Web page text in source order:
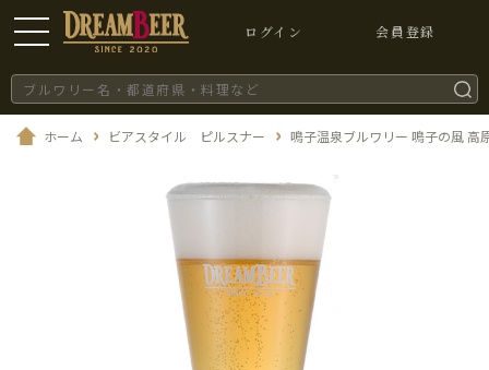
ログイン 会員登録
ホーム ビアスタイル ピルスナー 鳴子温泉ブルワリー 鳴子の風 高